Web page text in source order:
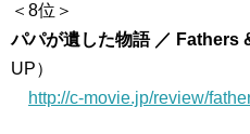
＜8位＞
パパが遺した物語 ／ Fathers
UP）
http://c-movie.jp/review/